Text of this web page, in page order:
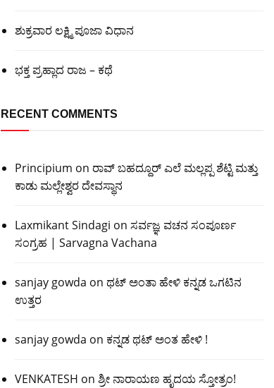
ಶುಕ್ರವಾರ ಲಕ್ಷ್ಮಿ ಪೂಜಾ ವಿಧಾನ
ಭಕ್ತ ಪ್ರಹ್ಲಾದ ರಾಜ – ಕಥೆ
RECENT COMMENTS
Principium on ರಾವ್ ಬಹದ್ದೂರ್ ಎಲೆ ಮಲ್ಲಪ್ಪ ಶೆಟ್ಟಿ ಮತ್ತು
ಕಾಡು ಮಲ್ಲೇಶ್ವರ ದೇವಸ್ಥಾನ
Laxmikant Sindagi on ಸರ್ವಜ್ಞ ವಚನ ಸಂಪೂರ್ಣ
ಸಂಗ್ರಹ | Sarvagna Vachana
sanjay gowda on ಥಟ್ ಅಂತಾ ಹೇಳಿ ಕನ್ನಡ ಒಗಟಿನ
ಉತ್ತರ
sanjay gowda on ಕನ್ನಡ ಥಟ್ ಅಂತ ಹೇಳಿ !
VENKATESH on ಶ್ರೀ ನಾರಾಯಣ ಹೃದಯ ಸ್ತೋತ್ರಂ!